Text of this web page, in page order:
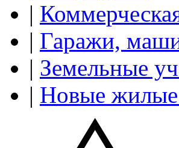
|
| Гаражи,
| Земельные
| Новые